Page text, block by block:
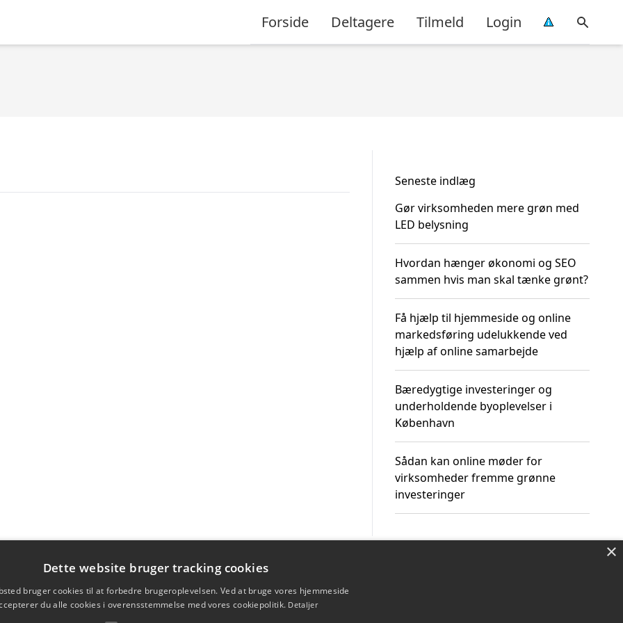
Forside Deltagere Tilmeld Login
Seneste indlæg
Gør virksomheden mere grøn med
LED belysning
Hvordan hænger økonomi og SEO
sammen hvis man skal tænke grønt?
Få hjælp til hjemmeside og online
markedsføring udelukkende ved
hjælp af online samarbejde
Bæredygtige investeringer og
underholdende byoplevelser i
København
Sådan kan online møder for
virksomheder fremme grønne
investeringer
×
Dette website bruger tracking cookies
bruger cookies til at forbedre brugeroplevelsen. Ved at bruge vores hjemmeside
du alle cookies i overensstemmelse med vores cookiepolitik. Detaljer